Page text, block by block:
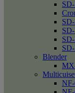
Blender